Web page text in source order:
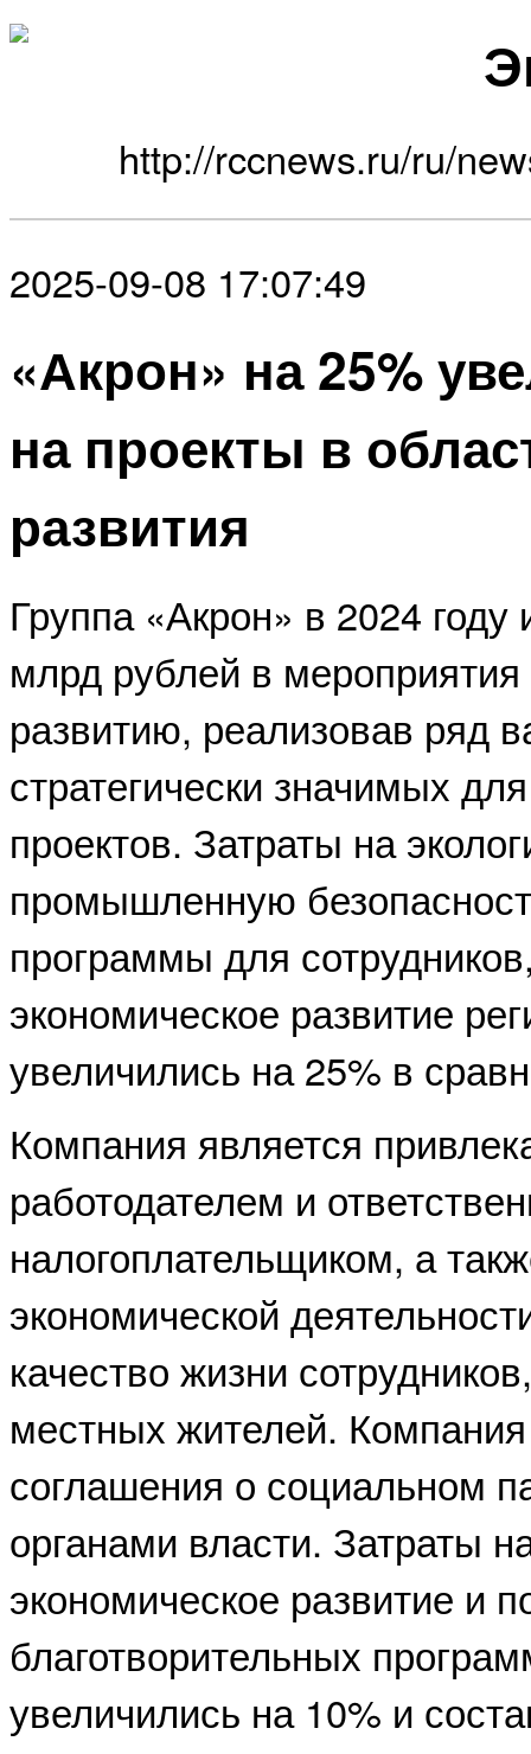
http://rccnews.ru/ru/
2025-09-08 17:07:49
«Акрон» на 25%
на проекты в
развития
Группа «Акрон» в 2024 году
млрд рублей в
развитию, реализовав ряд
стратегически значимых
проектов. Затраты на
промышленную
программы для
экономическое развитие
увеличились на 25% в
Компания является
работодателем и
налогоплательщиком, а
экономической
качество жизни
местных жителей.
соглашения о социальном
органами власти. Затраты
экономическое развитие и
благотворительных
увеличились на 10% и